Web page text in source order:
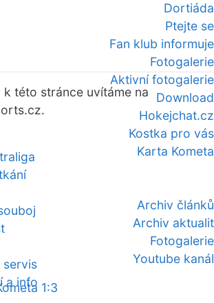
Dortiáda
Ptejte se
Fan klub informuje
Fotogalerie
Aktivní fotogalerie
Download
Hokejchat.cz
Kostka pro vás
Karta Kometa
Archiv článků
Archiv aktualit
Fotogalerie
Youtube kanál
1:3
této stránce uvítáme na
a info